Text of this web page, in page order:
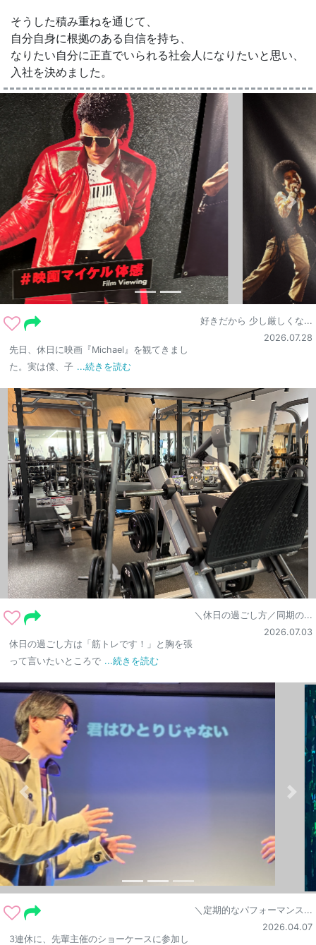
そうした積み重ねを通じて、
自分自身に根拠のある自信を持ち、
なりたい自分に正直でいられる社会人になりたいと思い、
入社を決めました。
好きだから 少し厳しくな...
2026.07.28
先日、休日に映画『Michael』を観てきまし
た。実は僕、子 ...続きを読む
＼休日の過ごし方／同期の...
2026.07.03
休日の過ごし方は「筋トレです！」と胸を張
って言いたいところで ...続きを読む
＼定期的なパフォーマンス...
2026.04.07
3連休に、先輩主催のショーケースに参加し